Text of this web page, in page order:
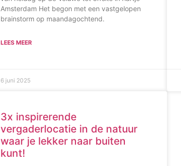
Amsterdam Het begon met een vastgelopen
brainstorm op maandagochtend.
LEES MEER
6 juni 2025
3x inspirerende
vergaderlocatie in de natuur
waar je lekker naar buiten
kunt!